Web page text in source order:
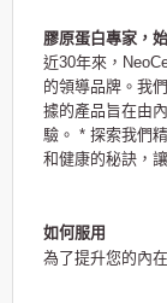
膠原蛋白專家，
近30年來，
的領導品牌。我
據的產品旨在由
驗。 * 探索我們
和健康的秘訣，
如何服用
為了提升您的內